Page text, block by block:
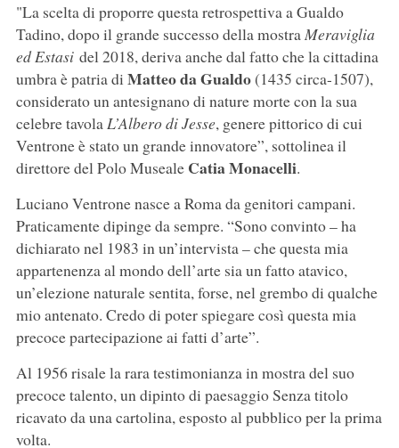
"La scelta di proporre questa retrospettiva a Gualdo
Tadino, dopo il grande successo della mostraMeraviglia
ed Estasidel 2018, deriva anche dal fatto che la cittadina
umbra è patria di Matteo da Gualdo(1435 circa-1507),
considerato un antesignano di nature morte con la sua
celebre tavolaL’Albero di Jesse, genere pittorico di cui
Ventrone è stato un grande innovatore”, sottolinea il
direttore del Polo Museale Catia Monacelli.
Luciano Ventrone nasce a Roma da genitori campani.
Praticamente dipinge da sempre. “Sono convinto – ha
dichiarato nel 1983 in un’intervista – che questa mia
appartenenza al mondo dell’arte sia un fatto atavico,
un’elezione naturale sentita, forse, nel grembo di qualche
mio antenato. Credo di poter spiegare così questa mia
precoce partecipazione ai fatti d’arte”.
Al 1956 risale la rara testimonianza in mostra del suo
precoce talento, un dipinto di paesaggio Senza titolo
ricavato da una cartolina, esposto al pubblico per la prima
volta.